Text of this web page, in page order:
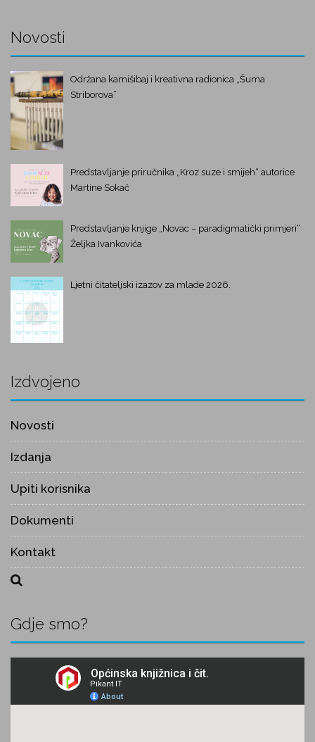
Novosti
Održana kamišibaj i kreativna radionica „Šuma
Striborova”
Predstavljanje priručnika „Kroz suze i smijeh“ autorice
Martine Sokač
Predstavljanje knjige „Novac – paradigmatički primjeri“
Željka Ivankovića
Ljetni čitateljski izazov za mlade 2026.
Izdvojeno
Novosti
Izdanja
Upiti korisnika
Dokumenti
Kontakt
Gdje smo?